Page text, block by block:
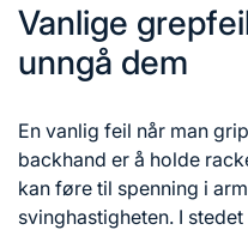
Vanlige
unngå dem
En vanlig feil når man
backhand er å holde
kan føre til spenning i
svinghastigheten. I